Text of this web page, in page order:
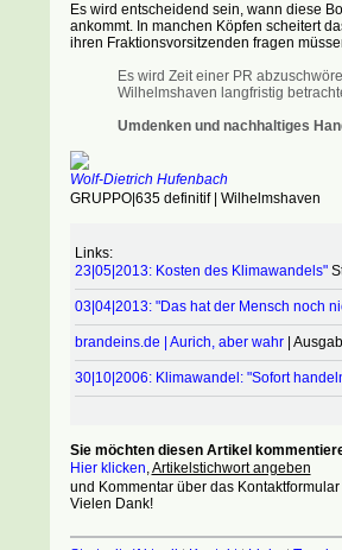
Es wird entscheidend sein, wann diese
ankommt. In manchen Köpfen scheitert
ihren Fraktionsvorsitzenden fragen
Es wird Zeit einer PR
Wilhelmshaven langfristig
Umdenken und nachhaltiges
Wolf-Dietrich Hufenbach
GRUPPO|635 definitif | Wilhelmshaven
Links:
23|05|2013: Kosten des Klimawandels"
03|04|2013: "Das hat der Mensch noch
brandeins.de | Aurich, aber wahr|
30|10|2006: Klimawandel: "Sofort
Sie möchten diesen Artikel
Hier klicken,Artikelstichwort angeben
und Kommentar über das
Vielen Dank!